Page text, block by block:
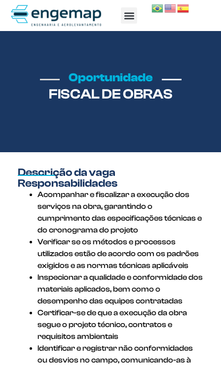
Oportunidade
FISCAL DE OBRAS
Descrição da vaga
Responsabilidades
Acompanhar e fiscalizar a execução dos
serviços na obra, garantindo o
cumprimento das especificações técnicas e
do cronograma do projeto
Verificar se os métodos e processos
utilizados estão de acordo com os padrões
exigidos e as normas técnicas aplicáveis
Inspecionar a qualidade e conformidade dos
materiais aplicados, bem como o
desempenho das equipes contratadas
Certificar-se de que a execução da obra
segue o projeto técnico, contratos e
requisitos ambientais
Identificar e registrar não conformidades
ou desvios no campo, comunicando-as à